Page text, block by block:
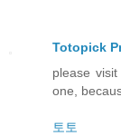
Totopick
please
one,
토토